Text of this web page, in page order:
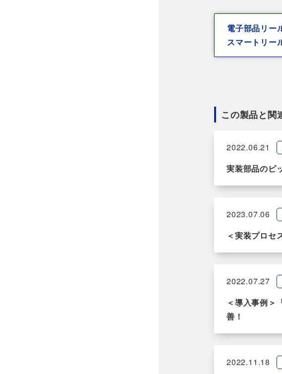
電子部品リー
スマートリー
この製品と関
2022.06.21
実装部品のピ
2023.07.06
＜実装プロセ
2022.07.27
＜導入事例＞
善！
2022.11.18